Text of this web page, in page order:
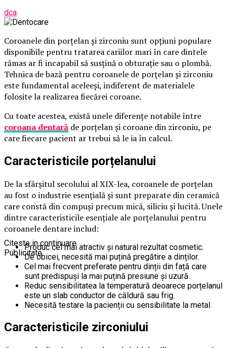
dca
Coroanele din porțelan și zirconiu sunt opțiuni populare
disponibile pentru tratarea cariilor mari în care dintele
rămas ar fi incapabil să susțină o obturație sau o plombă.
Tehnica de bază pentru coroanele de porțelan și zirconiu
este fundamental aceleeși, indiferent de materialele
folosite la realizarea fiecărei coroane.
Cu toate acestea, există unele diferențe notabile între
coroana dentară de porțelan și coroane din zirconiu, pe
care fiecare pacient ar trebui să le ia în calcul.
Caracteristicile porțelanului
De la sfârșitul secolului al XIX-lea, coroanele de porțelan
au fost o industrie esențială și sunt preparate din ceramică
care constă din compuși precum mică, siliciu și lucită. Unele
dintre caracteristicile esențiale ale porțelanului pentru
coroanele dentare includ:
Produc cel mai atractiv și natural rezultat cosmetic.
De obicei, necesită mai puțină pregătire a dinților.
Cel mai frecvent preferate pentru dinții din față care
sunt predispuși la mai puțină presiune și uzură.
Reduc sensibilitatea la temperatură deoarece porțelanul
este un slab conductor de căldură sau frig.
Necesită testare la pacienții cu sensibilitate la metal.
Caracteristicile zirconiului
Citeste in continuare
Publicitate